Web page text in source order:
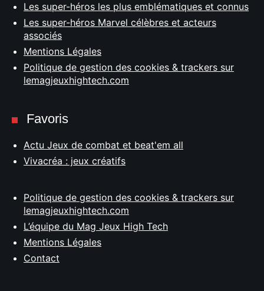
Les super-héros les plus emblématiques et connus
Les super-héros Marvel célèbres et acteurs
associés
Mentions Légales
Politique de gestion des cookies & trackers sur
lemagjeuxhightech.com
Favoris
Actu Jeux de combat et beat'em all
Vivacréa : jeux créatifs
Politique de gestion des cookies & trackers sur
lemagjeuxhightech.com
L’équipe du Mag Jeux High Tech
Mentions Légales
Contact